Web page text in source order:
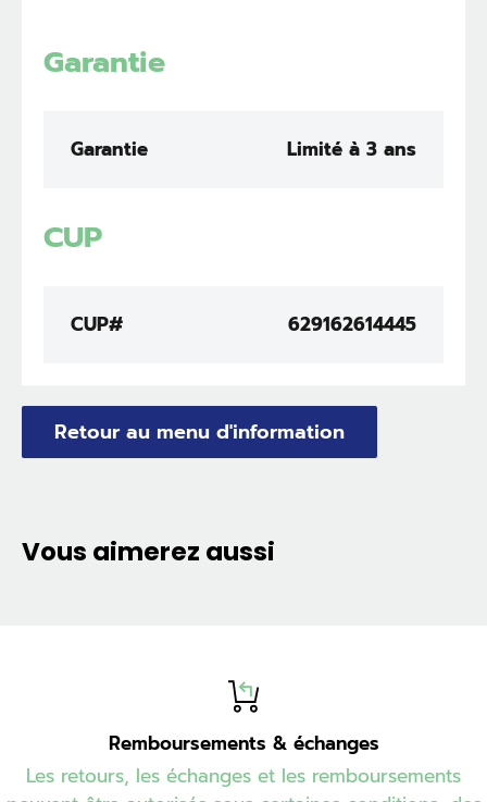
Garantie
Garantie Limité à 3 ans
CUP
CUP# 629162614445
Retour au menu d'information
Vous aimerez aussi
Remboursements & échanges
Les retours, les échanges et les remboursements